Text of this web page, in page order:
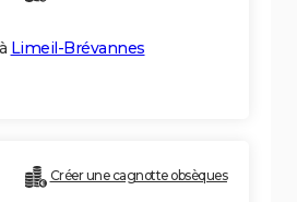
Limeil-Brévannes
Créer une cagnotte obsèques